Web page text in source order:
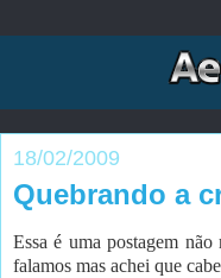
18/02/2009
Quebrando a
Essa é uma postagem
falamos mas achei que